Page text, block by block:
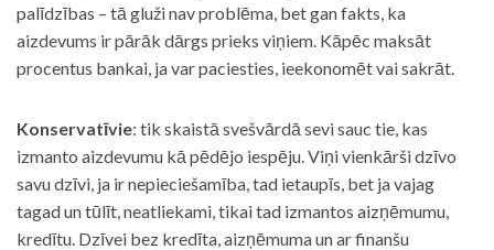
palīdzības – tā gluži nav problēma, bet gan fakts, ka
aizdevums ir pārāk dārgs prieks viņiem. Kāpēc maksāt
procentus bankai, ja var paciesties, ieekonomēt vai sakrāt.
Konservatīvie: tik skaistā svešvārdā sevi sauc tie, kas
izmanto aizdevumu kā pēdējo iespēju. Viņi vienkārši dzīvo
savu dzīvi, ja ir nepieciešamība, tad ietaupīs, bet ja vajag
tagad un tūlīt, neatliekami, tikai tad izmantos aizņēmumu,
kredītu. Dzīvei bez kredīta, aizņēmuma un ar finanšu